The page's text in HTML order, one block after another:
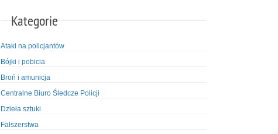
Kategorie
Ataki na policjantów
Bójki i pobicia
Broń i amunicja
Centralne Biuro Śledcze Policji
Dzieła sztuki
Fałszerstwa